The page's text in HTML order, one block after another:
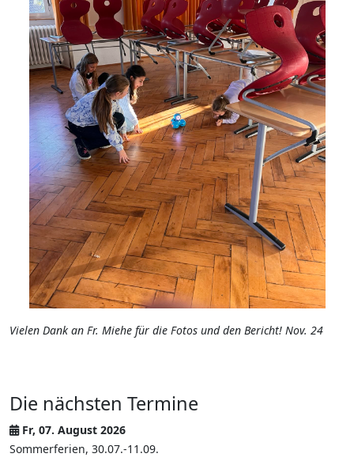
Vielen Dank an Fr. Miehe für die Fotos und den Bericht! Nov. 24
Die nächsten Termine
Fr, 07. August 2026
Sommerferien, 30.07.-11.09.